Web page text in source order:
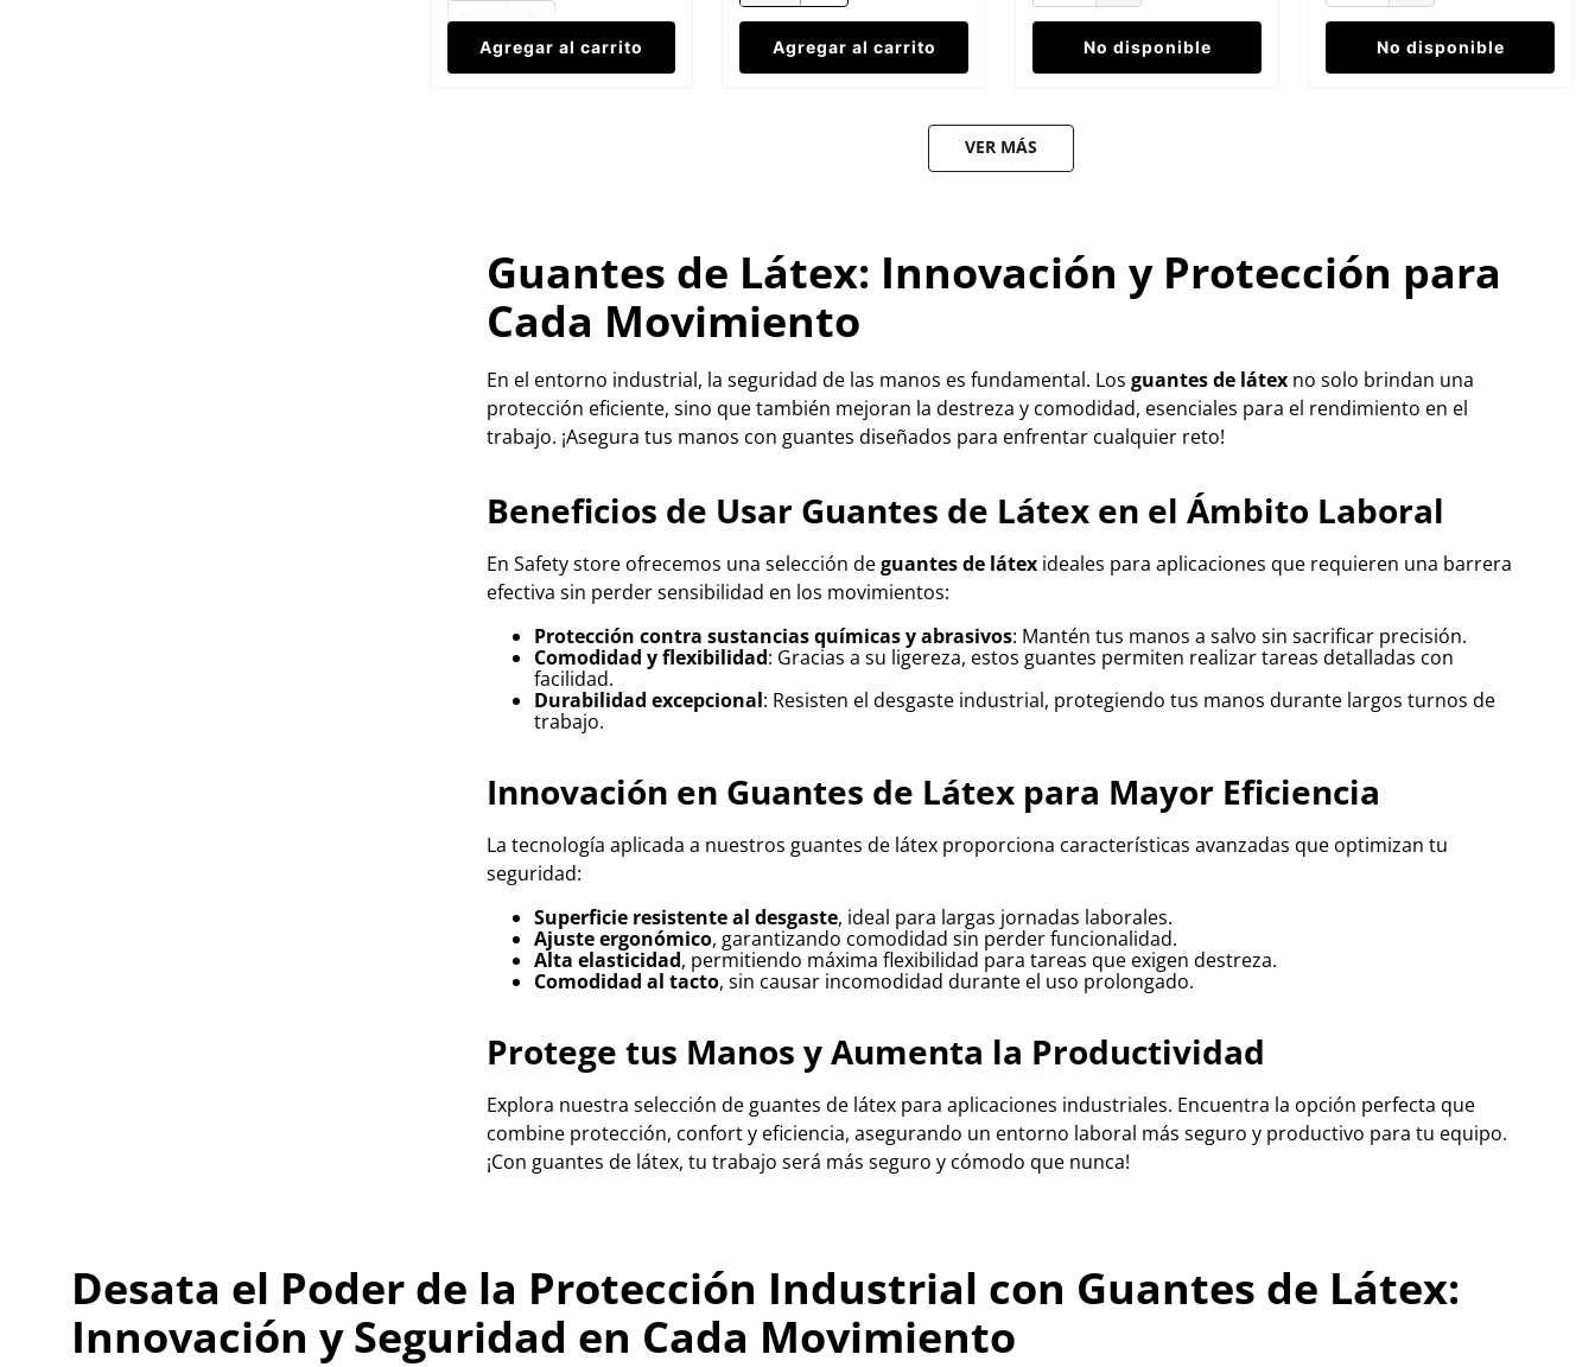
10
Agregar al carrito
Agregar al carrito No disponible No disponible
VER MÁS
Guantes de Látex: Innovación y Protección para
Cada Movimiento
En el entorno industrial, la seguridad de las manos es fundamental. Los guantes de látexno solo brindan una
protección eficiente, sino que también mejoran la destreza y comodidad, esenciales para el rendimiento en el
trabajo. ¡Asegura tus manos con guantes diseñados para enfrentar cualquier reto!
Beneficios de Usar Guantes de Látex en el Ámbito Laboral
En Safety store ofrecemos una selección deguantes de látexideales para aplicaciones que requieren una barrera
efectiva sin perder sensibilidad en los movimientos:
Protección contra sustancias químicas y abrasivos: Mantén tus manos a salvo sin sacrificar precisión.
Comodidad y flexibilidad: Gracias a su ligereza, estos guantes permiten realizar tareas detalladas con
facilidad.
Durabilidad excepcional: Resisten el desgaste industrial, protegiendo tus manos durante largos turnos de
trabajo.
Innovación en Guantes de Látex para Mayor Eficiencia
La tecnología aplicada a nuestros guantes de látex proporciona características avanzadas que optimizan tu
seguridad:
Superficie resistente al desgaste, ideal para largas jornadas laborales.
Ajuste ergonómico, garantizando comodidad sin perder funcionalidad.
Alta elasticidad, permitiendo máxima flexibilidad para tareas que exigen destreza.
Comodidad al tacto, sin causar incomodidad durante el uso prolongado.
Protege tus Manos y Aumenta la Productividad
Explora nuestra selección de guantes de látex para aplicaciones industriales. Encuentra la opción perfecta que
combine protección, confort y eficiencia, asegurando un entorno laboral más seguro y productivo para tu equipo.
¡Con guantes de látex, tu trabajo será más seguro y cómodo que nunca!
Desata el Poder de la Protección Industrial con Guantes de Látex:
Innovación y Seguridad en Cada Movimiento